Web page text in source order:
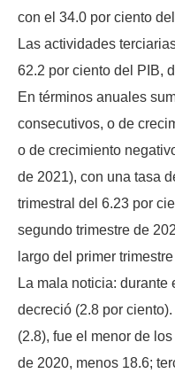
con el 34.0 por ciento
Las actividades
62.2 por ciento del PIB,
En términos anuales
consecutivos, o de
o de crecimiento
de 2021), con una tasa
trimestral del 6.23 por
segundo trimestre de
largo del primer
La mala noticia: durante
decreció (2.8 por
(2.8), fue el menor de
de 2020, menos 18.6;